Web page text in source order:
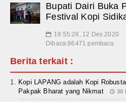
Bupati Dairi Buka
Festival Kopi
📅 19:55:28, 12 Des 2020
Dibaca:86471 pembaca
Berita terkait :
Kopi LAPANG adalah Kopi
Pakpak Bharat yang Nikmat
30